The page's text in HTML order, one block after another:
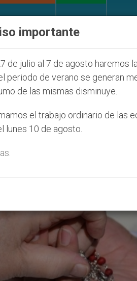
Seúl 2027
importante
de julio al 7 de agosto haremos
periodo de verano se generan
de las mismas disminuye.
el trabajo ordinario de las
lunes 10 de agosto.